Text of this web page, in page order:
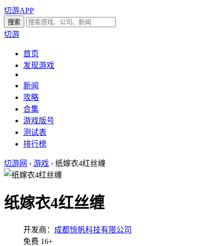
切游APP
切游
首页
发现游戏
新闻
攻略
合集
游戏版号
测试表
排行榜
切游网 › 游戏 › 纸嫁衣4红丝缠
纸嫁衣4红丝缠
开发商： 成都惊帆科技有限公司
免费 16+